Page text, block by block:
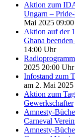
Aktion zum
Ungarn –
Mai 2025
Aktion auf der
Ghana
14:00 Uhr
2025 20:00 Uhr
Infostand zum
am 2. Mai
Aktion zum
Gewerkschafter
Amnesty-
Carneval
Amnesty-